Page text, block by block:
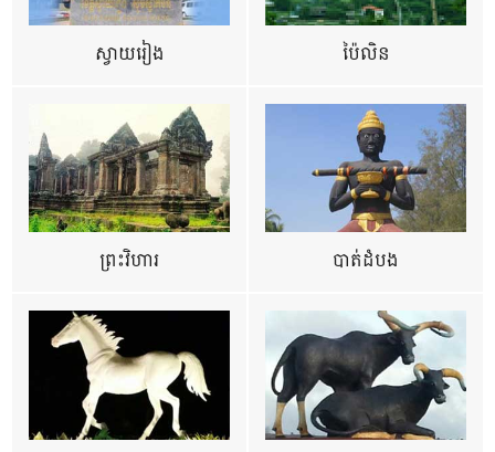
ស្វាយរៀង ប៉ៃលិន
ព្រះវិហារ បាត់ដំបង